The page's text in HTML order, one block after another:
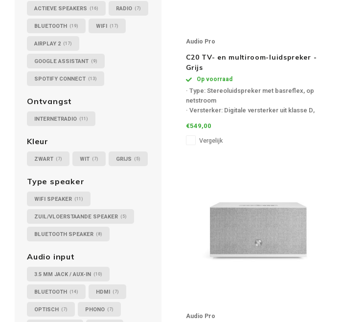
ACTIEVE SPEAKERS (16) RADIO (7)
BLUETOOTH (19) WIFI (17)
AIRPLAY 2 (17)
GOOGLE ASSISTANT (9)
SPOTIFY CONNECT (13)
Ontvangst
INTERNETRADIO (11)
Kleur
ZWART (7) WIT (7) GRIJS (5)
Type speaker
WIFI SPEAKER (11)
ZUIL/VLOERSTAANDE SPEAKER (5)
BLUETOOTH SPEAKER (8)
Audio input
3.5 MM JACK / AUX-IN (10)
BLUETOOTH (14) HDMI (7)
OPTISCH (7) PHONO (7)
Audio Pro
C20 TV- en multiroom-luidspreker -
Grijs
Op voorraad
· Type: Stereoluidspreker met basreflex, op
netstroom
· Versterker: Digitale versterker uit klasse D,
· Ingangen: WiFi, Bluetooth 5.0, Line in, Phono
MM, Optical (PCM), ARC/TV
€549,00
Vergelijk
Audio Pro